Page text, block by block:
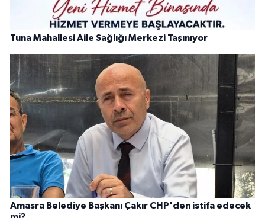
Tuna Mahallesi Aile Sağlığı Merkezi Taşınıyor
Amasra Belediye Başkanı Çakır CHP'den istifa edecek